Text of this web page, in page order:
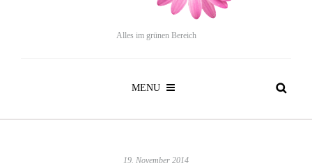
Alles im grünen Bereich
MENU
19. November 2014